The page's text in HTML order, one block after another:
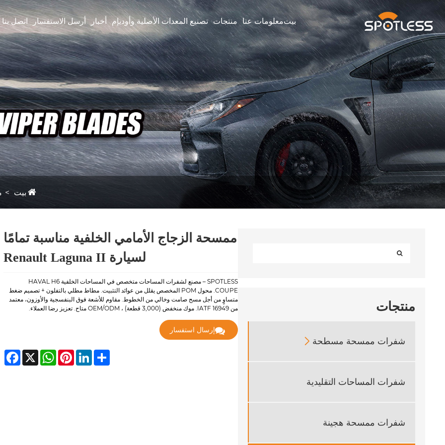
بيتمعلومات عنا منتجات تصنيع المعدات الأصلية وأوديإم أخبار أرسل الاستفسار اتصل بنا
بيت
منتجات
شفرات ممسحة مسطحة 
شفرات المساحات التقليدية
شفرات ممسحة هجينة
ممسحة الزجاج الأمامي الخلفية مناسبة تمامًا
لسيارة Renault Laguna II
SPOTLESS – مصنع لشفرات المساحات متخصص في المساحات الخلفية HAVAL H6
COUPE. محول POM المخصص يقلل من عوائد التثبيت. مطاط مطلي بالتفلون + تصميم ضغط
متساوٍ من أجل مسح صامت وخالي من الخطوط. مقاوم للأشعة فوق البنفسجية والأوزون، معتمد
من IATF 16949. موك منخفض (3,000 قطعة) ، OEM/ODM متاح. تعزيز رضا العملاء.
إرسال استفسار
X
WhatsAppPinterestLinkedIn Share